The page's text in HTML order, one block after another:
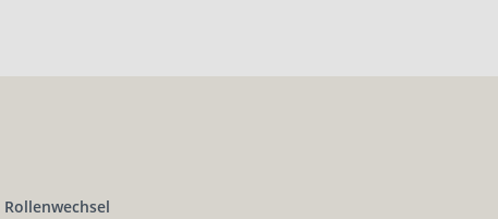
Rollenwechsel